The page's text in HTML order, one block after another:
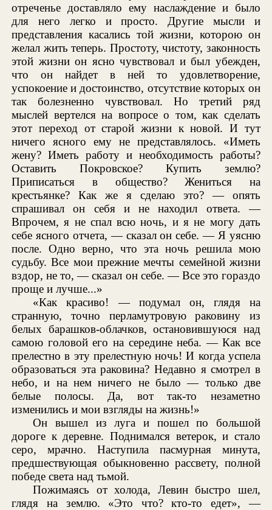
отреченье доставляло ему наслаждение и было
для него легко и просто. Другие мысли и
представления касались той жизни, которою он
желал жить теперь. Простоту, чистоту, законность
этой жизни он ясно чувствовал и был убежден,
что он найдет в ней то удовлетворение,
успокоение и достоинство, отсутствие которых он
так болезненно чувствовал. Но третий ряд
мыслей вертелся на вопросе о том, как сделать
этот переход от старой жизни к новой. И тут
ничего ясного ему не представлялось. «Иметь
жену? Иметь работу и необходимость работы?
Оставить Покровское? Купить землю?
Приписаться в общество? Жениться на
крестьянке? Как же я сделаю это? — опять
спрашивал он себя и не находил ответа. —
Впрочем, я не спал всю ночь, и я не могу дать
себе ясного отчета, — сказал он себе. — Я уясню
после. Одно верно, что эта ночь решила мою
судьбу. Все мои прежние мечты семейной жизни
вздор, не то, — сказал он себе. — Все это гораздо
проще и лучше...»
«Как красиво! — подумал он, глядя на
странную, точно перламутровую раковину из
белых барашков-облачков, остановившуюся над
самою головой его на середине неба. — Как все
прелестно в эту прелестную ночь! И когда успела
образоваться эта раковина? Недавно я смотрел в
небо, и на нем ничего не было — только две
белые полосы. Да, вот так-то незаметно
изменились и мои взгляды на жизнь!»
Он вышел из луга и пошел по большой
дороге к деревне. Поднимался ветерок, и стало
серо, мрачно. Наступила пасмурная минута,
предшествующая обыкновенно рассвету, полной
победе света над тьмой.
Пожимаясь от холода, Левин быстро шел,
глядя на землю. «Это что? кто-то едет», —